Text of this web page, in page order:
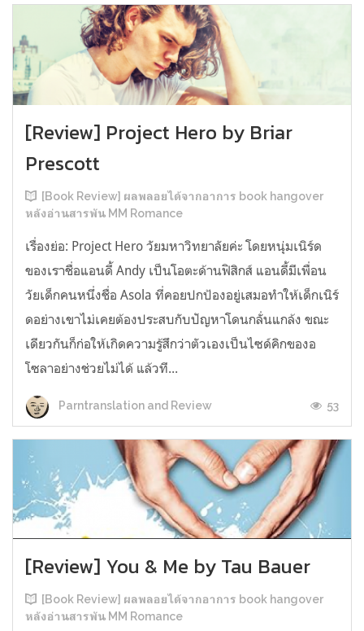
[Review] Project Hero by Briar
Prescott
[Book Review] ผลพลอยได้จากอาการ book hangover
หลังอ่านสารพัน MM Romance
เรื่องย่อ: Project Hero วัยมหาวิทยาลัยค่ะ โดยหนุ่มเนิร์ด
ของเราชื่อแอนดี้ Andy เป็นโอตะด้านฟิสิกส์ แอนดี้มีเพื่อน
วัยเด็กคนหนึ่งชื่อ Asola ที่คอยปกป้องอยู่เสมอทำให้เด็กเนิร์
ดอย่างเขาไม่เคยต้องประสบกับปัญหาโดนกลั่นแกล้ง ขณะ
เดียวกันก็ก่อให้เกิดความรู้สึกว่าตัวเองเป็นไซด์คิกของอ
โซลาอย่างช่วยไม่ได้ แล้วที...
Parntranslation and Review 53
[Review] You & Me by Tau Bauer
[Book Review] ผลพลอยได้จากอาการ book hangover
หลังอ่านสารพัน MM Romance